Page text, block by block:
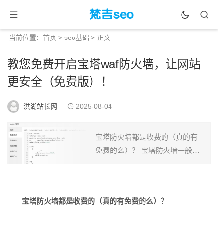
当前位置： 首页 > seo基础 > 正文
教您免费开启宝塔waf防火墙，让网站
更安全（免费版）！
洪湖站长网 2025-08-04
宝塔防火墙都是收费的（真的有
免费的么）？ 宝塔防火墙一般来
以费用还是蛮...
宝塔防火墙都是收费的（真的有免费的么）？